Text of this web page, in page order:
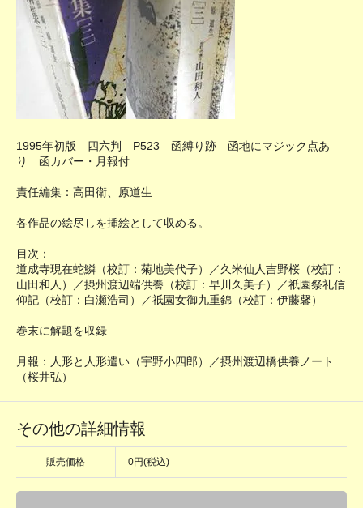
1995年初版 四六判 P523 函縛り跡 函地にマジック点あ
り 函カバー・月報付
責任編集：高田衛、原道生
各作品の絵尽しを挿絵として収める。
目次：
道成寺現在蛇鱗（校訂：菊地美代子）／久米仙人吉野桜（校訂：
山田和人）／摂州渡辺端供養（校訂：早川久美子）／祇園祭礼信
仰記（校訂：白瀬浩司）／祇園女御九重錦（校訂：伊藤馨）
巻末に解題を収録
月報：人形と人形遣い（宇野小四郎）／摂州渡辺橋供養ノート
（桜井弘）
その他の詳細情報
販売価格 0円(税込)